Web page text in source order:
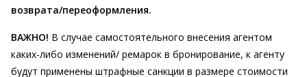
возврата/переоформления.
ВАЖНО! В случае самостоятельного внесения агентом
каких-либо изменений/ ремарок в бронирование, к агенту
будут применены штрафные санкции в размере стоимости